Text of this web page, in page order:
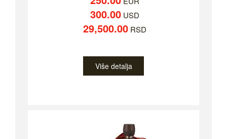
300.00 USD
29,500.00 RSD
Više detalja